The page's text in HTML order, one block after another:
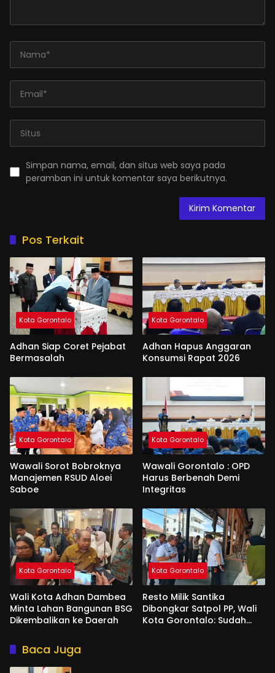
Simpan nama, email, dan situs web saya pada
peramban ini untuk komentar saya berikutnya.
Pos Terkait
Kota Gorontalo
Adhan Siap Coret Pejabat
Bermasalah
Kota Gorontalo
Adhan Hapus Anggaran
Konsumsi Rapat 2026
Kota Gorontalo
Wawali Sorot Bobroknya
Manajemen RSUD Aloei
Saboe
Kota Gorontalo
Wawali Gorontalo : OPD
Harus Berbenah Demi
Integritas
Kota Gorontalo
Wali Kota Adhan Dambea
Minta Lahan Bangunan BSG
Dikembalikan ke Daerah
Kota Gorontalo
Resto Milik Santika
Dibongkar Satpol PP, Wali
Kota Gorontalo: Sudah
Baca Juga